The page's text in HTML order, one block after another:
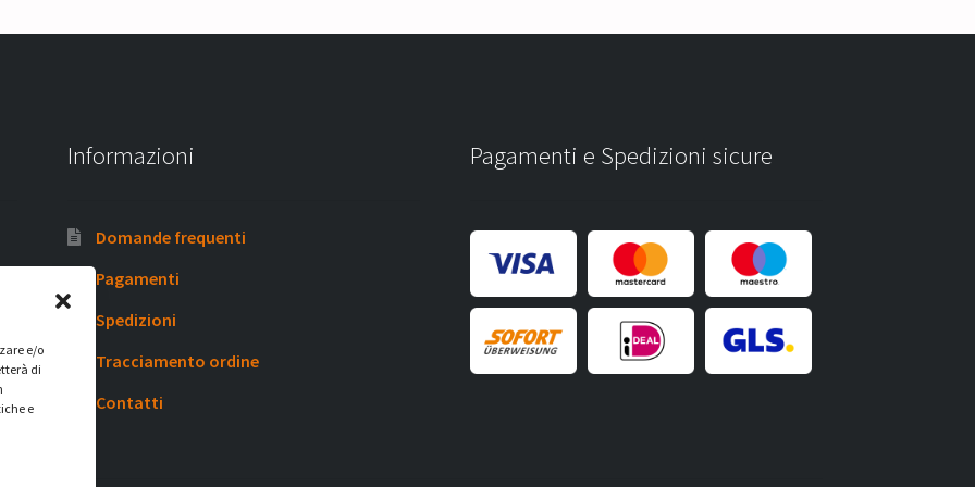
e/o
di
e
Informazioni
Domande frequenti
Pagamenti
Spedizioni
Tracciamento ordine
Contatti
Pagamenti e Spedizioni sicure